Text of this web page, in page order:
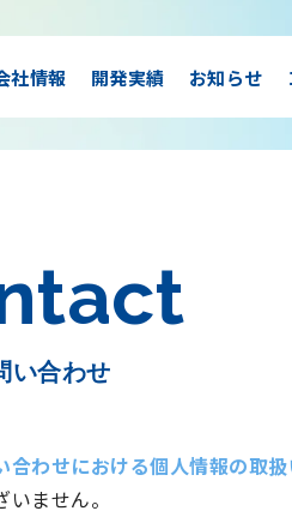
社情報 開発実績 お知らせ
い合わせ
合わせにおける個人情報の取
ません。